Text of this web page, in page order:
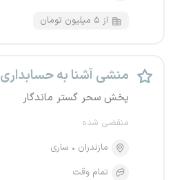
از ۵ میلیون تومان
منشی آشنا به حسابداری
پخش سحر گستر ماندگار
منقضی شده
مازندران
ساری
تمام وقت